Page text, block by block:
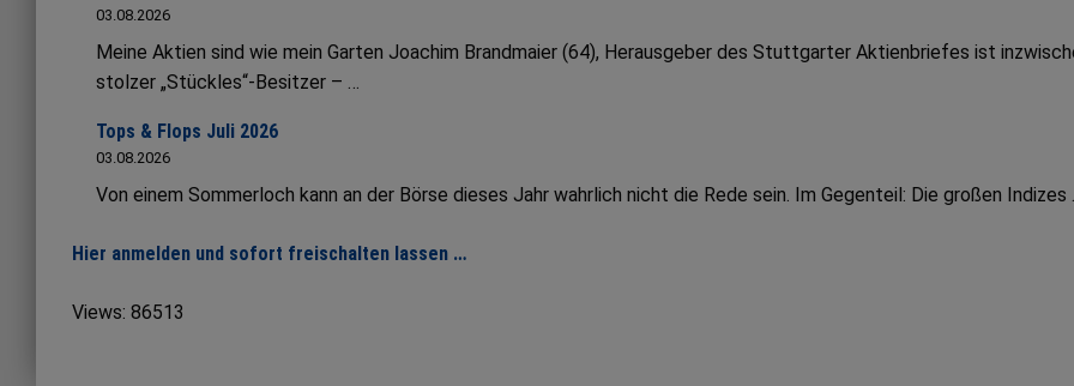
03.08.2026
Meine Aktien sind wie mein Garten Joachim Brandmaier (64), Herausgeber des Stuttgarter Aktienbriefes ist
stolzer „Stückles“-Besitzer – …
Tops & Flops Juli 2026
03.08.2026
Von einem Sommerloch kann an der Börse dieses Jahr wahrlich nicht die Rede sein. Im Gegenteil: Die großen Indizes
Hier anmelden und sofort freischalten lassen …
Views: 86513